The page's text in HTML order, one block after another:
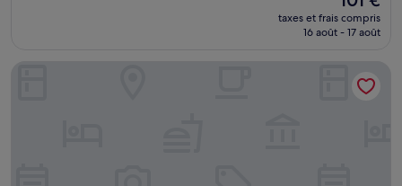
nouveau
prix
101 €
taxes et frais compris
16 août - 17 août
FH Confort Hôtel Orleans